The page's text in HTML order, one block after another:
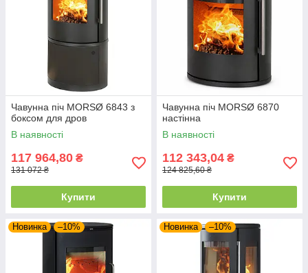
Чавунна піч MORSØ 6843 з
боксом для дров
В наявності
117 964,80 ₴
131 072 ₴
Купити
Чавунна піч MORSØ 6870
настінна
В наявності
112 343,04 ₴
124 825,60 ₴
Купити
Новинка –10% Новинка –10%